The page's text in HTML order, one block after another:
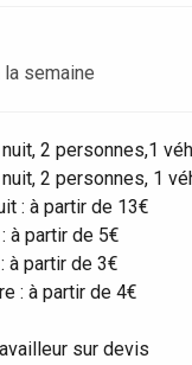
semaine
2 personnes,1
2 personnes, 1
: à partir de 13€
à partir de 5€
à partir de 3€
: à partir de 4€
sur devis